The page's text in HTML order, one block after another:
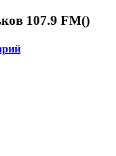
107.9 FM()